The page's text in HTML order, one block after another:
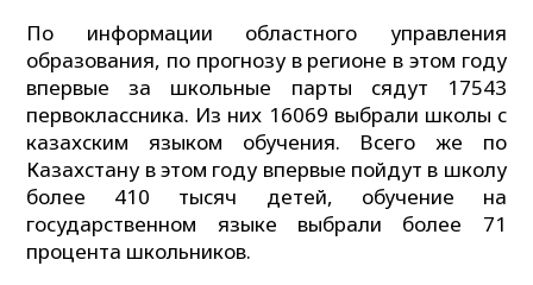
По информации областного управления
образования, по прогнозу в регионе в этом году
впервые за школьные парты сядут 17543
первоклассника. Из них 16069 выбрали школы с
казахским языком обучения. Всего же по
Казахстану в этом году впервые пойдут в школу
более 410 тысяч детей, обучение на
государственном языке выбрали более 71
процента школьников.